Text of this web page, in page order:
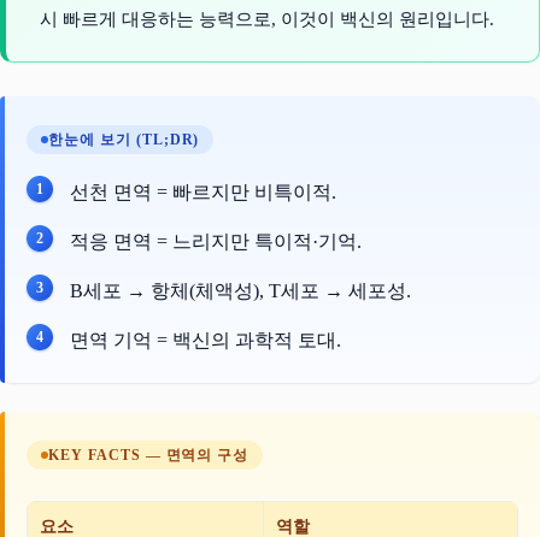
시 빠르게 대응하는 능력으로, 이것이 백신의 원리입니다.
한눈에 보기 (TL;DR)
선천 면역 = 빠르지만 비특이적.
적응 면역 = 느리지만 특이적·기억.
B세포 → 항체(체액성), T세포 → 세포성.
면역 기억 = 백신의 과학적 토대.
KEY FACTS — 면역의 구성
요소 역할